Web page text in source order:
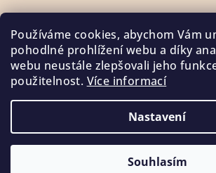
Používáme cookies, abychom Vám
pohodlné prohlížení webu a díky
webu neustále zlepšovali jeho
použitelnost. Více informací
Nastavení
Souhlasím
Sledovat na Instagramu
Copyright 2026SOULADO.cz. Všechna